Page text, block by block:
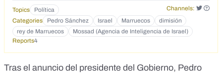
a filtrar audios sobre la corrupción de Begoña con el
gobierno marroquí antes del lunes. Lo dije ayer: la dimisión
de Pedro Sánchez se ha convertido en un tema
internacional.
https://twitter.com/Pedrosepulturas/status/17839450073233
85938?t=uBw-r39BIMABoAwDMdnKIA&s=19
Topics Política
Channels:
Categories
Pedro Sánchez Israel Marruecos
dimisión
rey de Marruecos
Mossad (Agencia de Inteligencia de Israel)
Reports4
Tras el anuncio del presidente del Gobierno, Pedro